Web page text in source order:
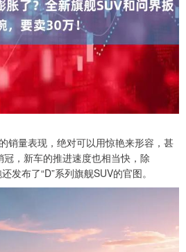
销量表现，绝对可以用惊艳来形容，甚
，新车的推进速度也相当快，除
发布了“D”系列旗舰SUV的官图。